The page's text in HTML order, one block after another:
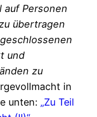
Personen
übertragen
und
zu
in
unten: „Zu Teil